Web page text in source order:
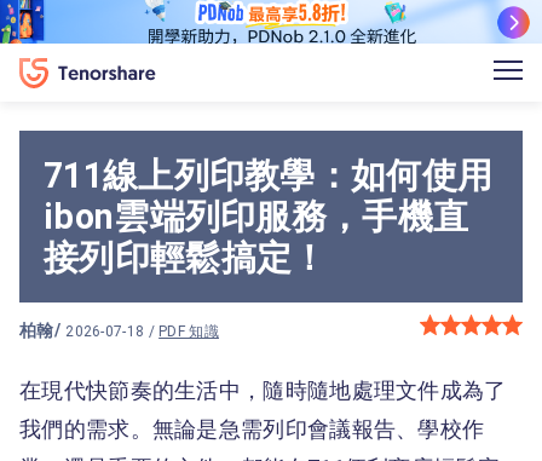
711線上列印教學：如何使用
ibon雲端列印服務，手機直
接列印輕鬆搞定！
柏翰/ 2026-07-18 / PDF 知識
在現代快節奏的生活中，隨時隨地處理文件成為了
我們的需求。無論是急需列印會議報告、學校作